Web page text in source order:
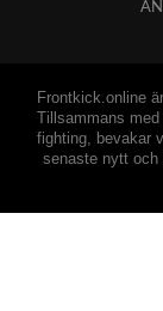
Frontkick.online
Tillsammans
fighting, bevakar
senaste nytt och